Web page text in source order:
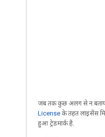
जब तक कुछ अलग से न
License के तहत लाइसेंस
हुआ ट्रेडमार्क है.